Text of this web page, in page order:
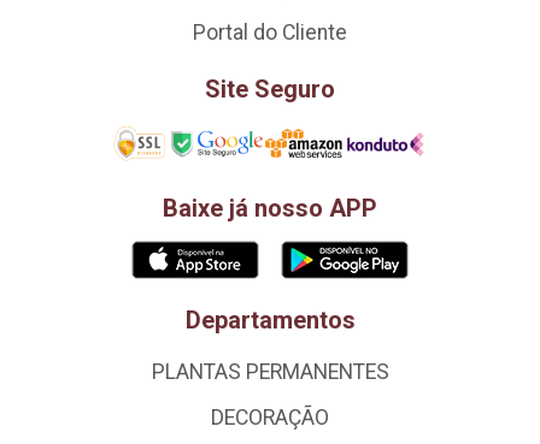
Portal do Cliente
Site Seguro
Baixe já nosso APP
Departamentos
PLANTAS PERMANENTES
DECORAÇÃO